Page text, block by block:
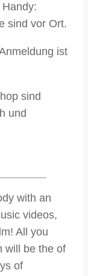
sind vor Ort.
ist
sind
und
with an
videos,
All you
will be the of
of